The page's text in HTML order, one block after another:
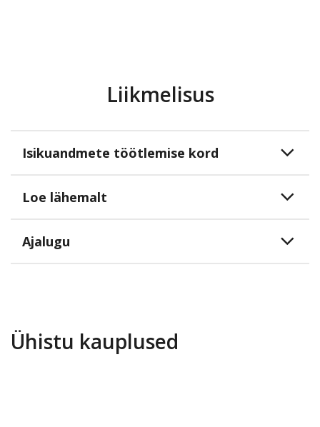
Liikmelisus
Isikuandmete töötlemise kord
Loe lähemalt
Ajalugu
Ühistu kauplused